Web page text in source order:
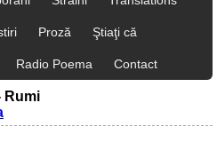
Proză Ştiaţi că
Radio Poema Contact
Rumi